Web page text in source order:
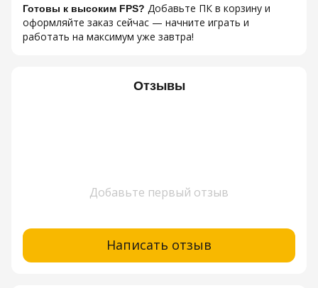
Готовы к высоким FPS? Добавьте ПК в корзину и
оформляйте заказ сейчас — начните играть и
работать на максимум уже завтра!
Отзывы
Добавьте первый отзыв
Написать отзыв